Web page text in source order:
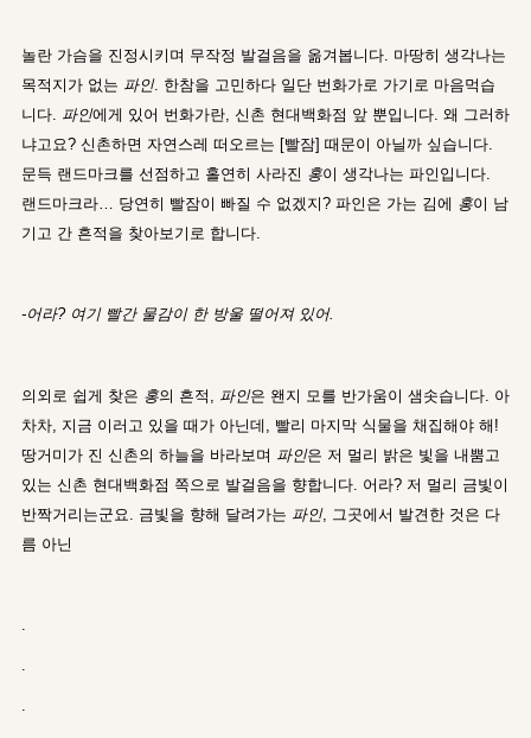
놀란 가슴을 진정시키며 무작정 발걸음을 옮겨봅니다. 마땅히 생각나는
목적지가 없는 파인. 한참을 고민하다 일단 번화가로 가기로 마음먹습
니다. 파인에게 있어 번화가란, 신촌 현대백화점 앞 뿐입니다. 왜 그러하
냐고요? 신촌하면 자연스레 떠오르는 [빨잠] 때문이 아닐까 싶습니다.
문득 랜드마크를 선점하고 홀연히 사라진 홍이 생각나는 파인입니다.
랜드마크라… 당연히 빨잠이 빠질 수 없겠지? 파인은 가는 김에 홍이 남
기고 간 흔적을 찾아보기로 합니다.
-어라? 여기 빨간 물감이 한 방울 떨어져 있어.
의외로 쉽게 찾은 홍의 흔적, 파인은 왠지 모를 반가움이 샘솟습니다. 아
차차, 지금 이러고 있을 때가 아닌데, 빨리 마지막 식물을 채집해야 해!
땅거미가 진 신촌의 하늘을 바라보며 파인은 저 멀리 밝은 빛을 내뿜고
있는 신촌 현대백화점 쪽으로 발걸음을 향합니다. 어라? 저 멀리 금빛이
반짝거리는군요. 금빛을 향해 달려가는 파인, 그곳에서 발견한 것은 다
름 아닌